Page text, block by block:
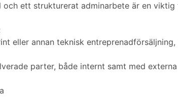
ett strukturerat adminarbete är en
eller annan teknisk
parter, både internt samt med